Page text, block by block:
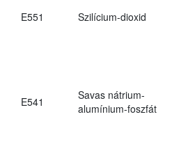
E551 Szilícium-dioxid
E541
Savas nátrium-
alumínium-foszfát